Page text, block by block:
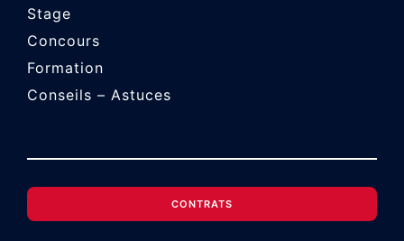
Stage
Concours
Formation
Conseils – Astuces
CONTRATS